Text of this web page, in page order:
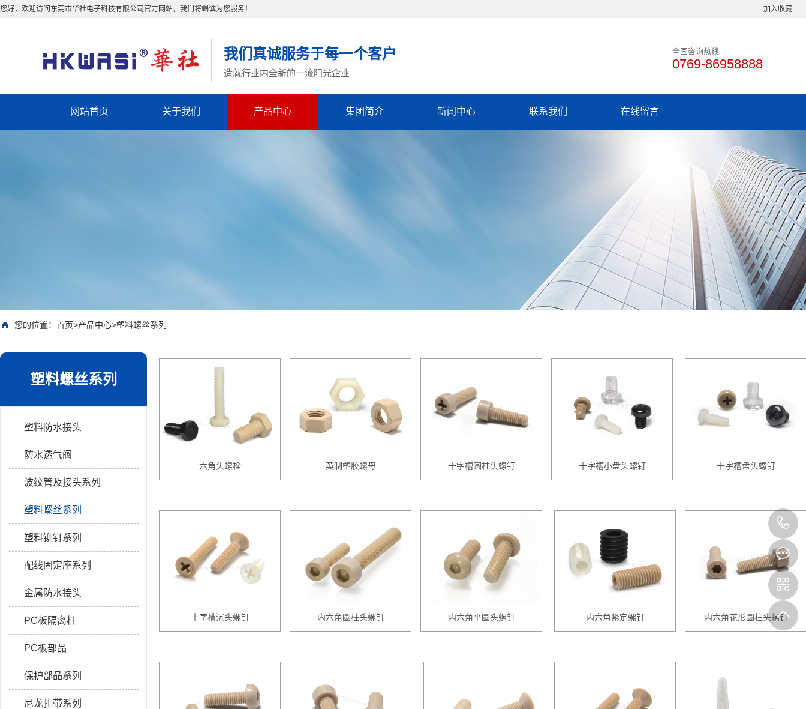
您好，欢迎访问东莞市华社电子科技有限公司官方网站，我们将竭诚为您服务！ 加入收藏
我们真诚服务于每一个客户
造就行业内全新的一流阳光企业
全国咨询热线
0769-86958888
网站首页 关于我们 产品中心 集团简介 新闻中心 联系我们 在线留言
您的位置： 首页>产品中心>塑料螺丝系列
塑料螺丝系列
塑料防水接头
防水透气阀
波纹管及接头系列
塑料螺丝系列
塑料铆钉系列
配线固定座系列
金属防水接头
PC板隔离柱
PC板部品
保护部品系列
尼龙扎带系列
六角头螺栓 英制塑胶螺母 十字槽圆柱头螺钉 十字槽小盘头螺钉 十字槽盘头螺钉
十字槽沉头螺钉 内六角圆柱头螺钉 内六角平圆头螺钉 内六角紧定螺钉 内六角花形圆柱头螺钉